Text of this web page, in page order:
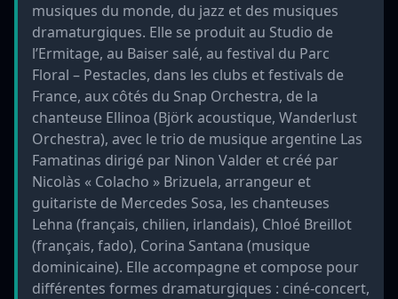
musiques du monde, du jazz et des musiques
dramaturgiques. Elle se produit au Studio de
l’Ermitage, au Baiser salé, au festival du Parc
Floral – Pestacles, dans les clubs et festivals de
France, aux côtés du Snap Orchestra, de la
chanteuse Ellinoa (Björk acoustique, Wanderlust
Orchestra), avec le trio de musique argentine Las
Famatinas dirigé par Ninon Valder et créé par
Nicolàs « Colacho » Brizuela, arrangeur et
guitariste de Mercedes Sosa, les chanteuses
Lehna (français, chilien, irlandais), Chloé Breillot
(français, fado), Corina Santana (musique
dominicaine). Elle accompagne et compose pour
différentes formes dramaturgiques : ciné-concert,